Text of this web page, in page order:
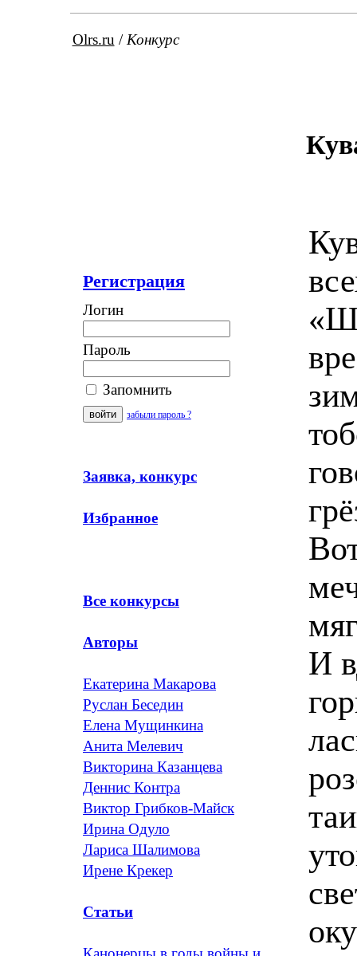
Olrs.ru / Конкурс
Регистрация
Логин
Пароль
Запомнить
забыли пароль ?
Заявка, конкурс
Избранное
Все конкурсы
Авторы
Екатерина Макарова
Руслан Беседин
Елена Мущинкина
Анита Мелевич
Викторина Казанцева
Деннис Контра
Виктор Грибков-Майск
Ирина Одуло
Лариса Шалимова
Ирене Крекер
Статьи
И